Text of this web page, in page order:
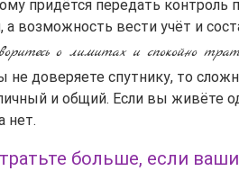
придётся передать контроль
а возможность вести учёт и
о лимитах и спокойно
не доверяете спутнику, то
и общий. Если вы живёте
нет.
больше, если